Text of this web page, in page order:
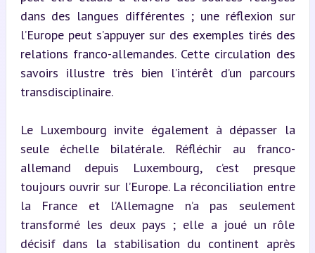
dans des langues différentes ; une réflexion sur
l’Europe peut s’appuyer sur des exemples tirés des
relations franco-allemandes. Cette circulation des
savoirs illustre très bien l’intérêt d’un parcours
transdisciplinaire.
Le Luxembourg invite également à dépasser la
seule échelle bilatérale. Réfléchir au franco-
allemand depuis Luxembourg, c’est presque
toujours ouvrir sur l’Europe. La réconciliation entre
la France et l’Allemagne n’a pas seulement
transformé les deux pays ; elle a joué un rôle
décisif dans la stabilisation du continent après